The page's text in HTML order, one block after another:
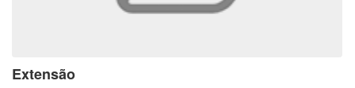
Extensão